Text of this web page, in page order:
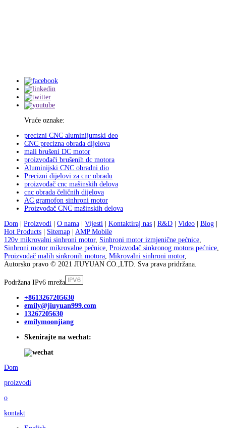
Vruće oznake:
precizni CNC aluminijumski deo
CNC precizna obrada dijelova
mali brušeni DC motor
proizvođači brušenih dc motora
Aluminijski CNC obradni dio
Precizni dijelovi za cnc obradu
proizvođač cnc mašinskih delova
cnc obrada čeličnih dijelova
AC gramofon sinhroni motor
Proizvođač CNC mašinskih delova
Dom
Proizvodi O nama Vijesti Kontaktiraj nas R&D Video Blog
Hot Products
Sitemap
AMP Mobile
120v mikrovalni sinhroni motor, Sinhroni motor izmjenične pećnice,
Sinhroni motor mikrovalne pećnice, Proizvođač sinkronog motora pećnice,
Proizvođač malih sinkronih motora, Mikrovalni sinhroni motor,
Autorsko pravo © 2021 JIUYUAN CO.,LTD. Sva prava pridržana.
Podržana IPv6 mreža
+8613267205630
emily@jiuyuan999.com
13267205630
emilymoonjiang
Skenirajte na wechat:
Dom
proizvodi
o
kontakt